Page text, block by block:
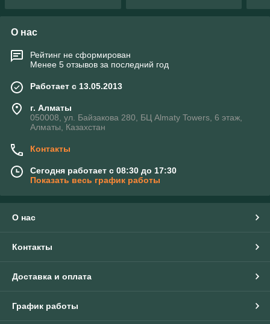
О нас
Рейтинг не сформирован
Менее 5 отзывов за последний год
Работает с 13.05.2013
г. Алматы
050008, ул. Байзакова 280, БЦ Almaty Towers, 6 этаж,
Алматы, Казахстан
Контакты
Сегодня работает с 08:30 до 17:30
Показать весь график работы
О нас
Контакты
Доставка и оплата
График работы